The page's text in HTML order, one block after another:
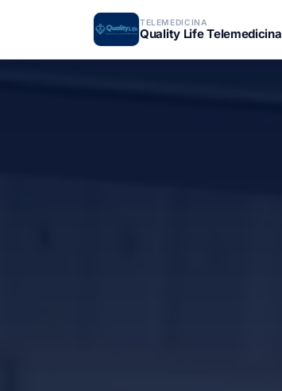
TELEMEDICINA
Quality Life Telemedicina